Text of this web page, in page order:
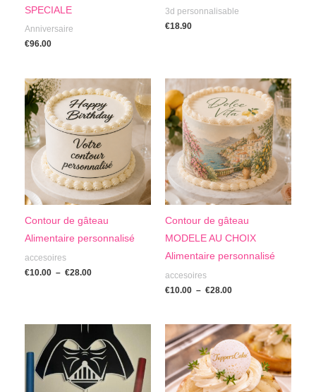
SPECIALE
Anniversaire
€96.00
3d personnalisable
€18.90
Contour de gâteau
Alimentaire personnalisé
accesoires
€10.00 – €28.00
de
prix :
€10.00
à
€28.00
Contour de gâteau
MODELE AU CHOIX
Alimentaire personnalisé
accesoires
€10.00 – €28.00
Plage
de
prix :
€10.00
à
€28.00
Plage
de
prix :
€7.00
à
€167.00